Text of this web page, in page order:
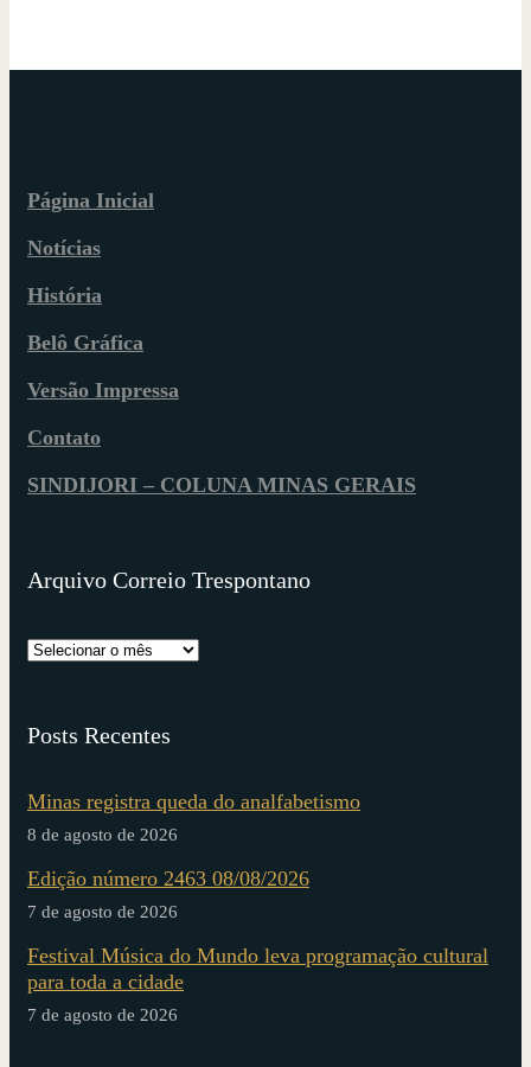
Página Inicial
Notícias
História
Belô Gráfica
Versão Impressa
Contato
SINDIJORI – COLUNA MINAS GERAIS
Arquivo Correio Trespontano
Posts Recentes
Minas registra queda do analfabetismo
8 de agosto de 2026
Edição número 2463 08/08/2026
7 de agosto de 2026
Festival Música do Mundo leva programação cultural
para toda a cidade
7 de agosto de 2026